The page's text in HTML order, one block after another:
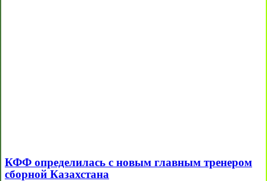
КФФ определилась с новым главным тренером
сборной Казахстана